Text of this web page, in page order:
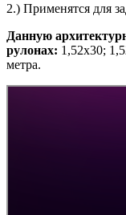
2.) Применятся для
Данную
рулонах: 1,52х30;
метра.